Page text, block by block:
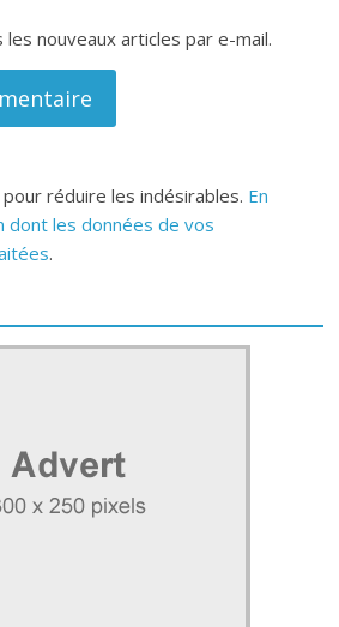
nouveaux articles par e-mail.
réduire les indésirables. En
dont les données de vos
.